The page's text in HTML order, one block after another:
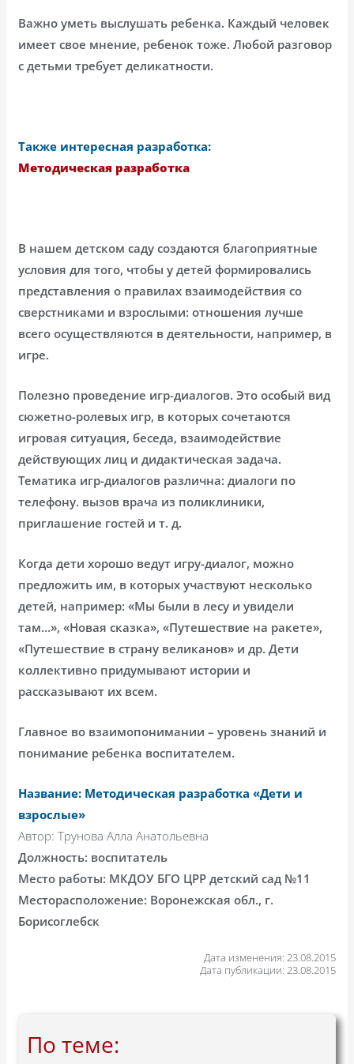
Важно уметь выслушать ребенка. Каждый человек
имеет свое мнение, ребенок тоже. Любой разговор
с детьми требует деликатности.
Также интересная разработка:
Методическая разработка
В нашем детском саду создаются благоприятные
условия для того, чтобы у детей формировались
представления о правилах взаимодействия со
сверстниками и взрослыми: отношения лучше
всего осуществляются в деятельности, например, в
игре.
Полезно проведение игр-диалогов. Это особый вид
сюжетно-ролевых игр, в которых сочетаются
игровая ситуация, беседа, взаимодействие
действующих лиц и дидактическая задача.
Тематика игр-диалогов различна: диалоги по
телефону. вызов врача из поликлиники,
приглашение гостей и т. д.
Когда дети хорошо ведут игру-диалог, можно
предложить им, в которых участвуют несколько
детей, например: «Мы были в лесу и увидели
там…», «Новая сказка», «Путешествие на ракете»,
«Путешествие в страну великанов» и др. Дети
коллективно придумывают истории и
рассказывают их всем.
Главное во взаимопонимании – уровень знаний и
понимание ребенка воспитателем.
Название: Методическая разработка «Дети и
взрослые»
Автор: Трунова Алла Анатольевна
Должность: воспитатель
Место работы: МКДОУ БГО ЦРР детский сад №11
Месторасположение: Воронежская обл., г.
Борисоглебск
Дата изменения: 23.08.2015
Дата публикации: 23.08.2015
По теме: